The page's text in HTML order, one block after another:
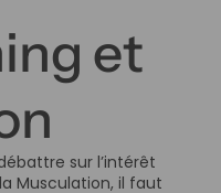
et
sur l’intérêt
Musculation, il faut